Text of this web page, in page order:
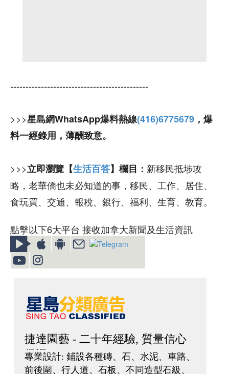
---------------------------------------------
>>>星島網WhatsApp爆料熱線(416)6775679 ，爆
料一經錄用，薄酬致意。
>>>立即瀏覽【生活百答】欄目： 新移民抵埗攻
略，老華僑也未必知道的事，移民、工作、居住、
食玩買、交通、報稅、銀行、福利、生育、教育。
點擊以下6大平台 接收加拿大新聞及生活資訊